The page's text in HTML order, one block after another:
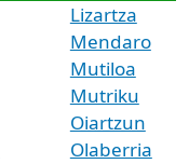
Lizartza
Mendaro
Mutiloa
Mutriku
Oiartzun
Olaberria